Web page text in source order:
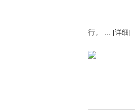
行。 ... [详细]